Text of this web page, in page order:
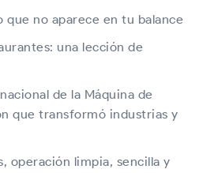
que no aparece en tu balance
una lección de
de la Máquina de
que transformó industrias y
operación limpia, sencilla y